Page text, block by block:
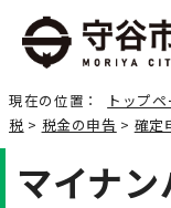
現在の位置： トップ
税 > 税金の申告 > 確定
マイナ